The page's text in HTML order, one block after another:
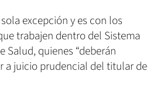
excepción y es con los
trabajen dentro del Sistema
Salud, quienes “deberán
a juicio prudencial del titular de